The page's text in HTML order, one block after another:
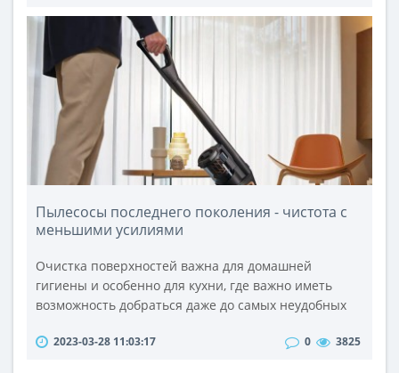
практичный ящик для игрушек.На определённом
этапе развития ребенка, такой элемент детской
мебели как ящик для игрушек становится просто н..
Пылесосы последнего поколения - чистота с
меньшими усилиями
Очистка поверхностей важна для домашней
гигиены и особенно для кухни, где важно иметь
возможность добраться даже до самых неудобных
пищи.Сегодня эта операция выполняется быстро и
2023-03-28 11:03:17 0 3825